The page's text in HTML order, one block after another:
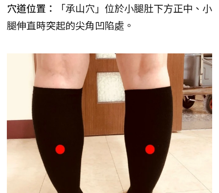
穴道位置：
「承山穴」位於小腿肚下方正中、小
腿伸直時突起的尖角凹陷處。